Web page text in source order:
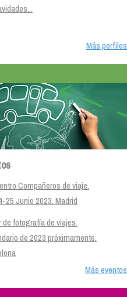
Más perfiles
Compañeros de viaje.
25 Junio 2023. Madrid
de fotografía de viajes.
de 2023 próximamente.
Más eventos